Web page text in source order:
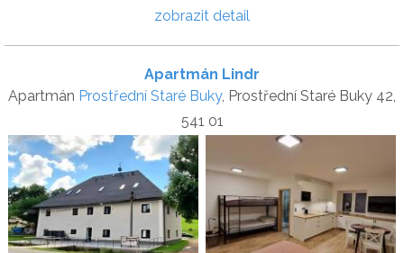
zobrazit detail
Apartmán Lindr
Apartmán Prostřední Staré Buky, Prostřední Staré Buky 42,
541 01